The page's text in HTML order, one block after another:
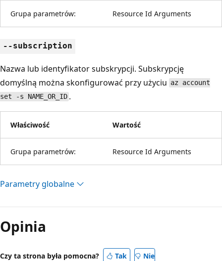
Grupa parametrów: Resource Id Arguments
--subscription
Nazwa lub identyfikator subskrypcji. Subskrypcję
domyślną można skonfigurować przy użyciu az account
set -s NAME_OR_ID .
Właściwość Wartość
Grupa parametrów: Resource Id Arguments
Parametry globalne
Opinia
Czy ta strona była pomocna? Tak Nie